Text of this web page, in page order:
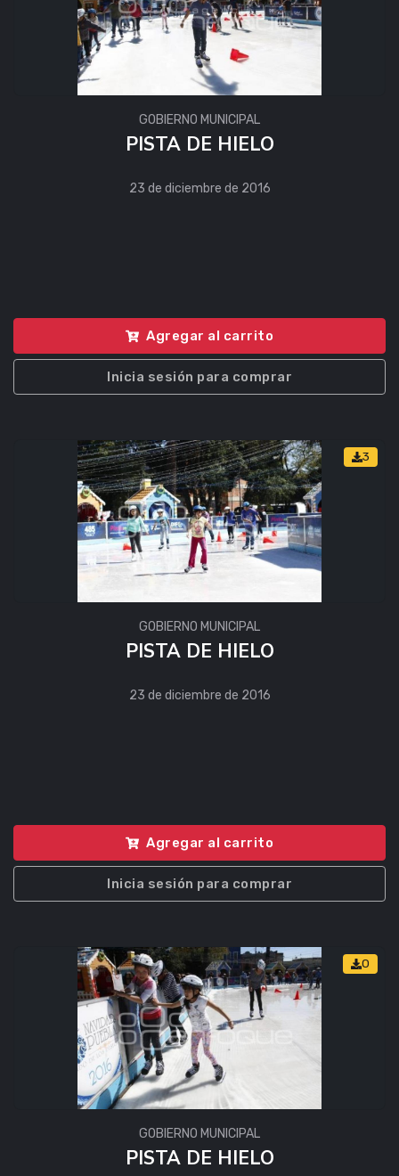
GOBIERNO MUNICIPAL
PISTA DE HIELO
23 de diciembre de 2016
Agregar al carrito
Inicia sesión para comprar
3
GOBIERNO MUNICIPAL
PISTA DE HIELO
23 de diciembre de 2016
Agregar al carrito
Inicia sesión para comprar
0
GOBIERNO MUNICIPAL
PISTA DE HIELO